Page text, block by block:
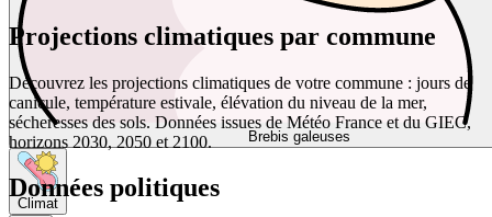
Brebis galeuses
Climat
Projections climatiques par commune
Découvrez les projections climatiques de votre commune : jours de
canicule, température estivale, élévation du niveau de la mer,
sécheresses des sols. Données issues de Météo France et du GIEC,
horizons 2030, 2050 et 2100.
Données politiques